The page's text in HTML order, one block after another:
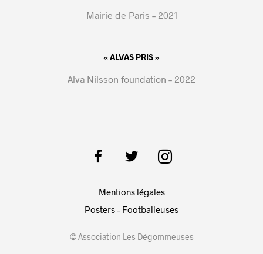
Mairie de Paris – 2021
« ALVAS PRIS »
Alva Nilsson foundation – 2022
Mentions légales
Posters – Footballeuses
© Association Les Dégommeuses